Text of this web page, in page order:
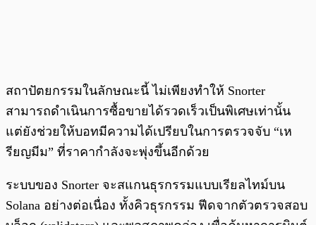
สถาปัตยกรรมในลักษณะนี้ ไม่เพียงทำให้ Snorter
สามารถดำเนินการซื้อขายได้รวดเร็วเป็นพิเศษเท่านั้น
แต่ยังช่วยให้บอทมีความได้เปรียบในการตรวจจับ “เห
รียญมีม” ที่ราคากำลังจะพุ่งขึ้นอีกด้วย
ระบบของ Snorter จะสแกนธุรกรรมแบบเรียลไทม์บน
Solana อย่างต่อเนื่อง ทั้งคิวธุรกรรม ฟีดจากตัวตรวจสอบ